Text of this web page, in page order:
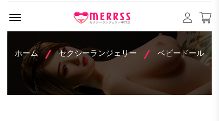
ホーム セクシーランジェリー ベビードール